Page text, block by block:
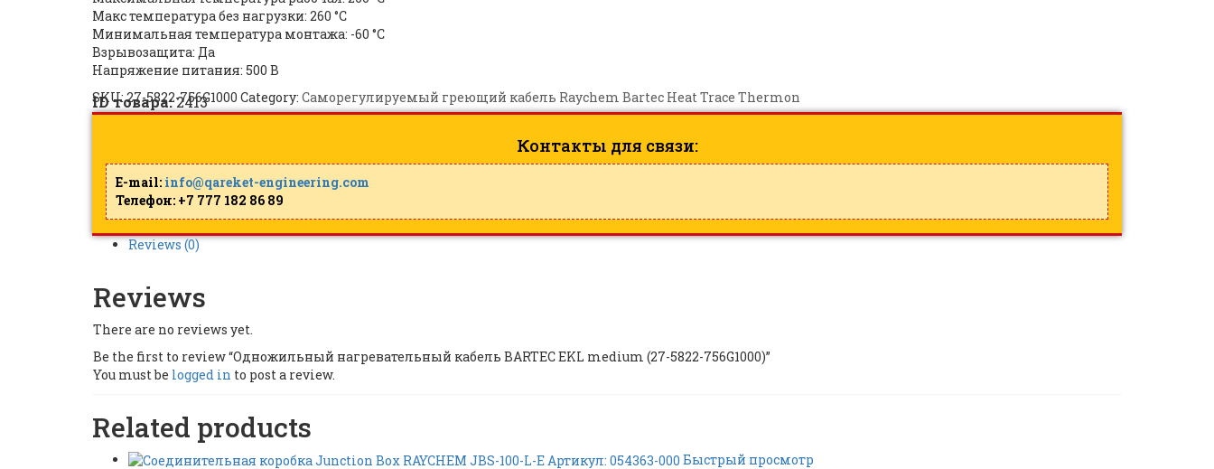
Макс температура без нагрузки: 260 °C
Минимальная температура монтажа: -60 °C
Взрывозащита: Да
Напряжение питания: 500 B
SKU:27-5822-756G1000 Category: Саморегулируемый греющий кабель Raychem Bartec Heat Trace Thermon
ID товара:2413
Контакты для связи:
E-mail: info@qareket-engineering.com
Телефон: +7 777 182 86 89
Reviews (0)
Reviews
There are no reviews yet.
Be the first to review “Одножильный нагревательный кабель BARTEC EKL medium (27-5822-756G1000)”
You must be logged in to post a review.
Related products
Быстрый просмотр